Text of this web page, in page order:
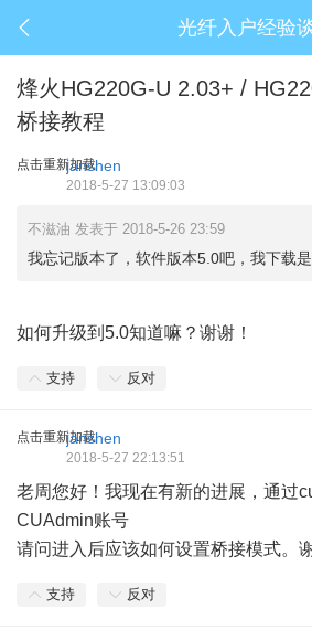
光纤入户经验
烽火HG220G-U 2.03+ /
桥接教程
点击重新加载
janshen
2018-5-27 13:09:03
不滋油 发表于 2018-5-26 23:59
我忘记版本了，软件版本5.0吧，我下载
如何升级到5.0知道嘛？谢谢！
支持 反对
点击重新加载
janshen
2018-5-27 22:13:51
老周您好！我现在有新的进展，通过
CUAdmin账号
请问进入后应该如何设置桥接模式。
支持 反对